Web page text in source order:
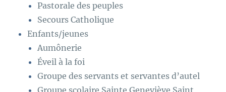
Pastorale des peuples
Secours Catholique
Enfants/jeunes
Aumônerie
Éveil à la foi
Groupe des servants et servantes d’autel